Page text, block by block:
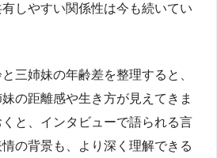
しやすい関係性は今も続いてい
三姉妹の年齢差を整理すると、
の距離感や生き方が見えてきま
と、インタビューで語られる言
の背景も、より深く理解できる